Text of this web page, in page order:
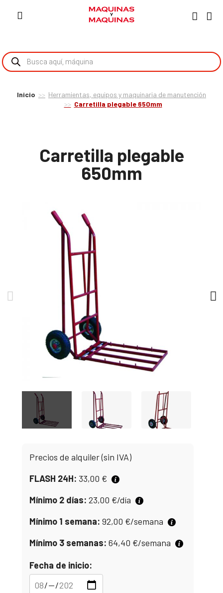
Inicio
Herramientas, equipos y maquinaria de manutención
Carretilla plegable 650mm
Carretilla plegable
650mm
Precios de alquiler (sin IVA)
FLASH 24H: 33,00 €
Mínimo 2 días: 23,00 €/día
Mínimo 1 semana: 92,00 €/semana
Mínimo 3 semanas: 64,40 €/semana
Fecha de inicio: